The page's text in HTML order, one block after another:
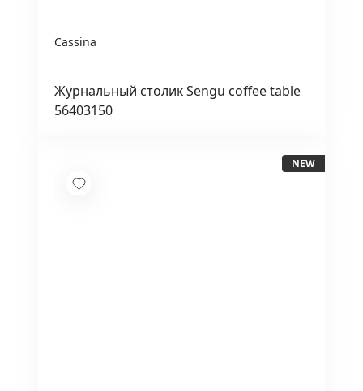
Cassina
Журнальный столик Sengu coffee table
56403150
NEW